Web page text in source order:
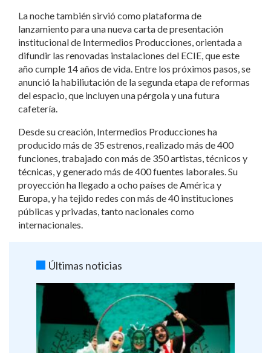
La noche también sirvió como plataforma de
lanzamiento para una nueva carta de presentación
institucional de Intermedios Producciones, orientada a
difundir las renovadas instalaciones del ECIE, que este
año cumple 14 años de vida. Entre los próximos pasos, se
anunció la habiliutación de la segunda etapa de reformas
del espacio, que incluyen una pérgola y una futura
cafetería.
Desde su creación, Intermedios Producciones ha
producido más de 35 estrenos, realizado más de 400
funciones, trabajado con más de 350 artistas, técnicos y
técnicas, y generado más de 400 fuentes laborales. Su
proyección ha llegado a ocho países de América y
Europa, y ha tejido redes con más de 40 instituciones
públicas y privadas, tanto nacionales como
internacionales.
Últimas noticias